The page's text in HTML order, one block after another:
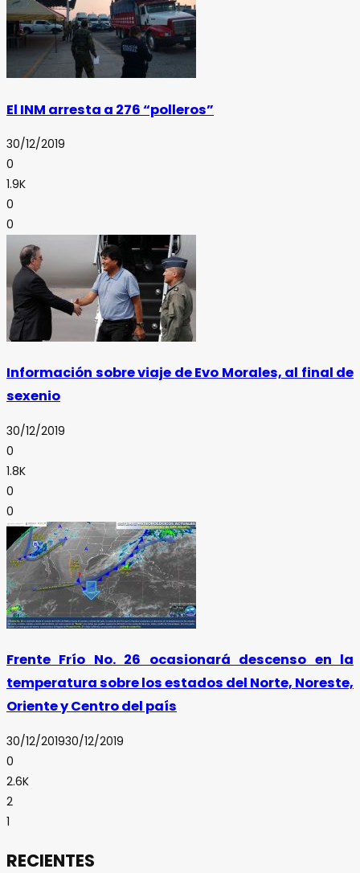
El INM arresta a 276 “polleros”
30/12/2019
0
1.9K
0
0
Información sobre viaje de Evo Morales, al final de
sexenio
30/12/2019
0
1.8K
0
0
Frente Frío No. 26 ocasionará descenso en la
temperatura sobre los estados del Norte, Noreste,
Oriente y Centro del país
30/12/201930/12/2019
0
2.6K
2
1
RECIENTES